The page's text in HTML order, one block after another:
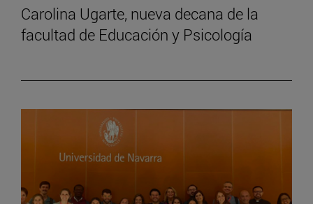
Carolina Ugarte, nueva decana de la
facultad de Educación y Psicología